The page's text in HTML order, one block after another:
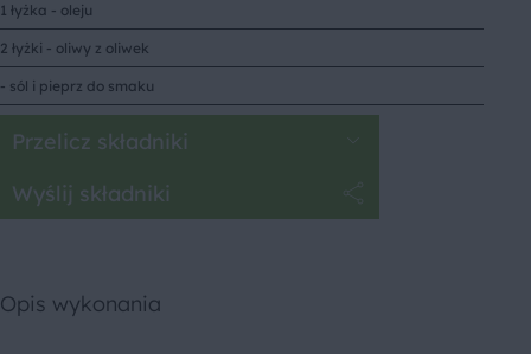
1 łyżka - oleju
2 łyżki - oliwy z oliwek
- sól i pieprz do smaku
Przelicz składniki
Wyślij składniki
Opis wykonania